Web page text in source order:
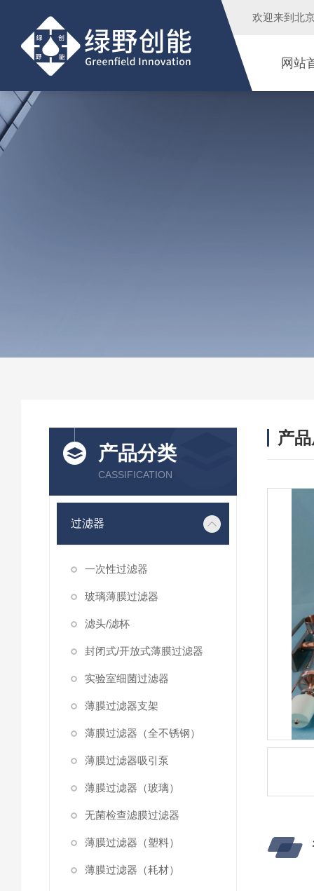
欢迎来到 北
网站
产品分类
CASSIFICATION
过滤器
一次性过滤器
玻璃薄膜过滤器
滤头/滤杯
封闭式/开放式薄膜过滤器
实验室细菌过滤器
薄膜过滤器支架
薄膜过滤器（全不锈钢）
薄膜过滤器吸引泵
薄膜过滤器（玻璃）
无菌检查滤膜过滤器
薄膜过滤器（塑料）
薄膜过滤器（耗材）
产